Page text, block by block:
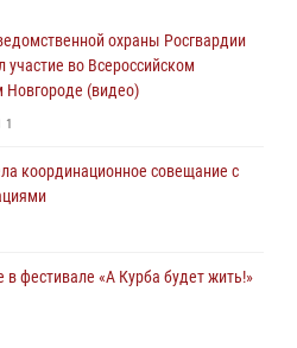
охраны Росгвардии
участие во Всероссийском
(видео)
1
координационное совещание с
фестивале «А Курба будет жить!»